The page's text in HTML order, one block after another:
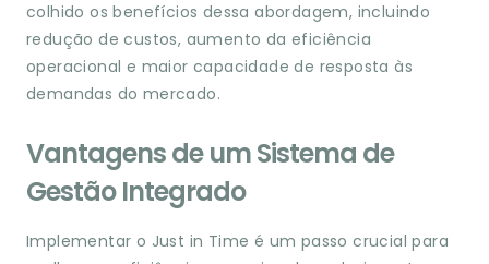
colhido os benefícios dessa abordagem, incluindo
redução de custos, aumento da eficiência
operacional e maior capacidade de resposta às
demandas do mercado.
Vantagens de um Sistema de
Gestão Integrado
Implementar o Just in Time é um passo crucial para